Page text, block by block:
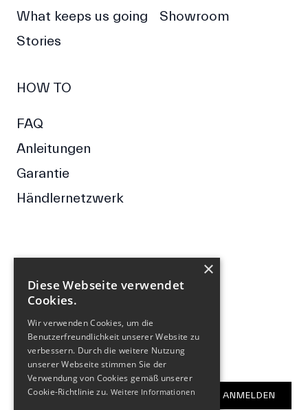
What keeps us going
Stories
Showroom
HOW TO
FAQ
Anleitungen
Garantie
Händlernetzwerk
FOLGE UNS
FacebookInstagram
NEWSLETTER
E-Mail-Adresse ANMELDEN
×
Diese Webseite verwendet
Cookies.
Wir verwenden Cookies, um die
Benutzerfreundlichkeit unserer Website zu
verbessern. Durch die weitere Nutzung
unserer Webseite stimmen Sie der
Verwendung von Cookies gemäß unserer
Cookie-Richtlinie zu. Weitere Informationen